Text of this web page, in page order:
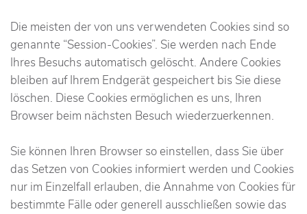
Die meisten der von uns verwendeten Cookies sind so
genannte “Session-Cookies”. Sie werden nach Ende
Ihres Besuchs automatisch gelöscht. Andere Cookies
bleiben auf Ihrem Endgerät gespeichert bis Sie diese
löschen. Diese Cookies ermöglichen es uns, Ihren
Browser beim nächsten Besuch wiederzuerkennen.
Sie können Ihren Browser so einstellen, dass Sie über
das Setzen von Cookies informiert werden und Cookies
nur im Einzelfall erlauben, die Annahme von Cookies für
bestimmte Fälle oder generell ausschließen sowie das